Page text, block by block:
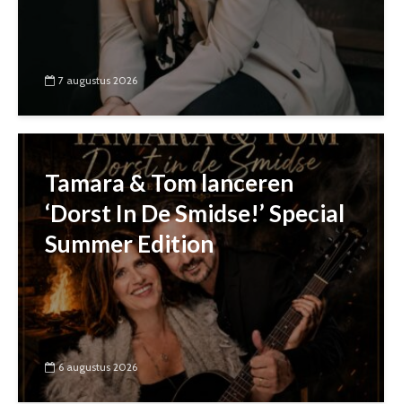
7 augustus 2026
Tamara & Tom lanceren
‘Dorst In De Smidse!’ Special
Summer Edition
6 augustus 2026